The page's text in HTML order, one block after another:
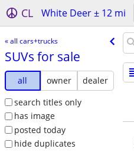
CL White Deer ± 12 mi
« all cars+trucks
SUVs for sale
all owner
dealer
search titles only
has image
posted today
hide duplicates